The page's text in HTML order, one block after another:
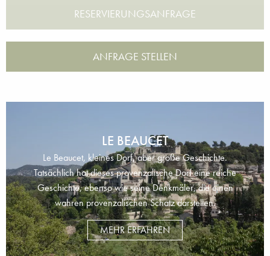
ANFRAGE STELLEN
LE BEAUCET
Le Beaucet, kleines Dorf, aber große Geschichte.
Tatsächlich hat dieses provenzalische Dorf eine reiche
Geschichte, ebenso wie seine Denkmäler, die einen
wahren provenzalischen Schatz darstellen.
MEHR ERFAHREN